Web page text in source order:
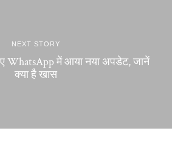
NEXT STORY
WhatsApp में आया नया अपडेट, जानें
क्या है खास